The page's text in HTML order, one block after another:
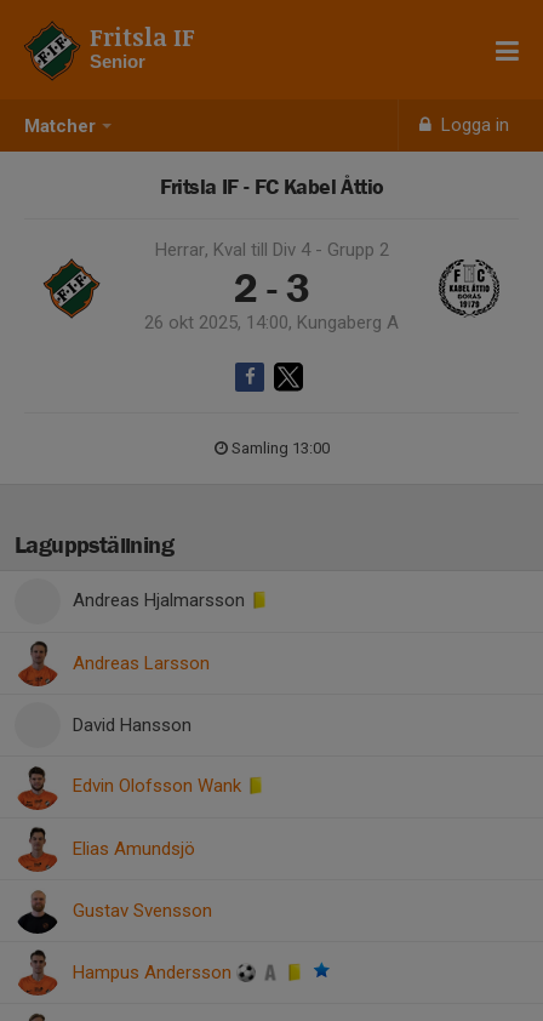
Matcher Logga in
Fritsla IF
Senior
Fritsla IF - FC Kabel Åttio
Herrar, Kval till Div 4 - Grupp 2
2 - 3
26 okt 2025, 14:00, Kungaberg A
Samling 13:00
Laguppställning
Andreas Hjalmarsson
Andreas Larsson
David Hansson
Edvin Olofsson Wank
Elias Amundsjö
Gustav Svensson
Hampus Andersson